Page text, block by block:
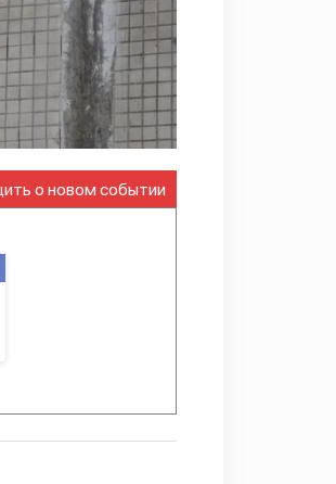
о новом событии